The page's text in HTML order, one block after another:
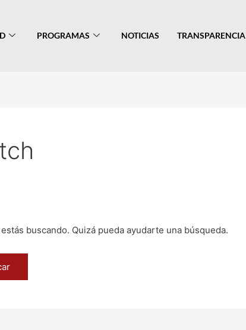
PROGRAMAS NOTICIAS TRANSPARENCIA
buscando. Quizá pueda ayudarte una búsqueda.